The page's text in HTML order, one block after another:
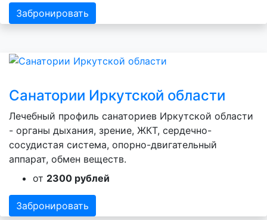
Забронировать
Санатории Иркутской области
Лечебный профиль санаториев Иркутской области
- органы дыхания, зрение, ЖКТ, сердечно-
сосудистая система, опорно-двигательный
аппарат, обмен веществ.
от 2300 рублей
Забронировать